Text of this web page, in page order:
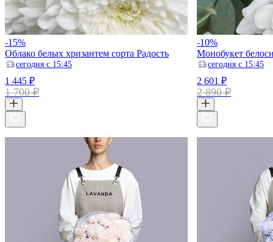
-15%
Облако белых хризантем сорта Радость
ceгодня с 15:45
1 445 ₽
1 700 ₽
-10%
Монобукет
ceгодня с 15:45
2 601 ₽
2 890 ₽